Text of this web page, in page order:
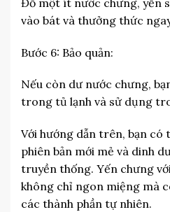
vào bát và thưởng thức
Bước 6: Bảo quản:
Nếu còn dư nước chưng,
trong tủ lạnh và sử dụng
Với hướng dẫn trên, bạn có
phiên bản mới mẻ và dinh
truyền thống. Yến chưng
không chỉ ngon miệng mà
các thành phần tự nhiên.